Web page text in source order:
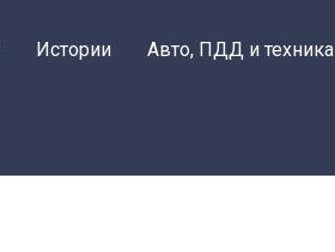
Истории Авто, ПДД и техника